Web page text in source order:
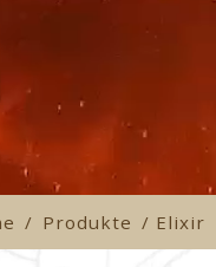
/ Produkte / Elixir